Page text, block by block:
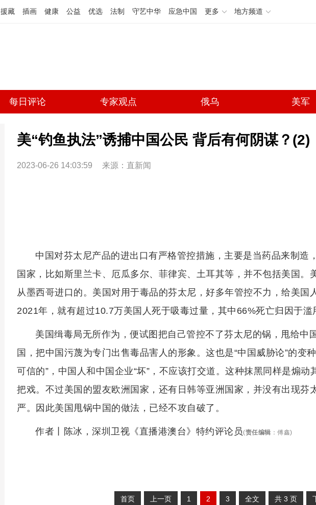
援藏 插画 健康 公益 优选 法制 守艺中华 应急中国 更多 地方频道
每日评论 专家观点 俄乌 美军
美“钓鱼执法”诱捕中国公民 背后有何阴谋？(2)
2023-06-26 14:03:59 来源：直新闻
中国对芬太尼产品的进出口有严格管控措施，主要是当药品来制造
国家，比如斯里兰卡、厄瓜多尔、菲律宾、土耳其等，并不包括美国。
从墨西哥进口的。美国对用于毒品的芬太尼，好多年管控不力，给美国
2021年，就有超过10.7万美国人死于吸毒过量，其中66%死亡归因于滥
美国缉毒局无所作为，便试图把自己管控不了芬太尼的锅，甩给中
国，把中国污蔑为专门出售毒品害人的形象。这也是“中国威胁论”的变
可信的”，中国人和中国企业“坏”，不应该打交道。这种抹黑同样是煽动
把戏。不过美国的盟友欧洲国家，还有日韩等亚洲国家，并没有出现芬
严。因此美国甩锅中国的做法，已经不攻自破了。
作者丨陈冰，深圳卫视《直播港澳台》特约评论员(责任编辑 ： 傅鑫)
首页 上一页 1 2 3 全文 共 3 页